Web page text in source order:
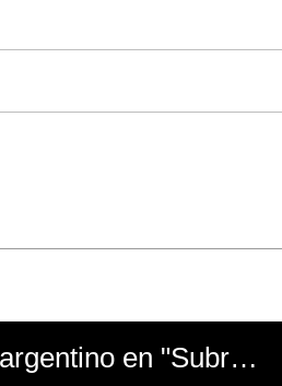
El mal momento de Yanina Gasañol con un hincha argentino en "Subrayado"